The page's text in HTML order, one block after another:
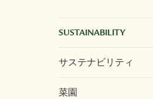
SUSTAINABILITY
サステナビリティ
菜園